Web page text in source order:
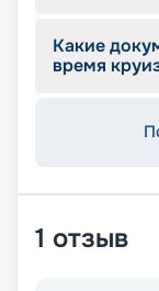
Какие
время
1 отзыв